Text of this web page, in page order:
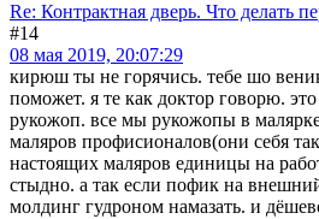
Re: Контрактная дверь. Что делать
#14
08 мая 2019, 20:07:29
кирюш ты не горячись. тебе шо
поможет. я те как доктор говорю.
рукожоп. все мы рукожопы в
маляров профисионалов(они себя
настоящих маляров единицы на
стыдно. а так если пофик на
молдинг гудроном намазать. и